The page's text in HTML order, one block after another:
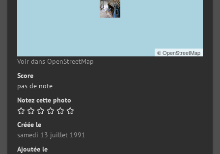
©OpenStreetMap
Voir dans OpenStreetMap
Score
pas de note
Notez cette photo
Créée le
samedi 13 juillet 1991
Ajoutée le